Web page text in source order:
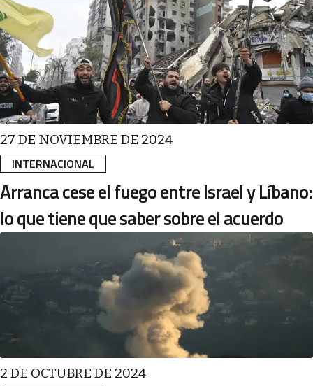
INTERNACIONAL
27 DE NOVIEMBRE DE 2024
Arranca cese el fuego entre Israel y Líbano:
lo que tiene que saber sobre el acuerdo
2 DE OCTUBRE DE 2024